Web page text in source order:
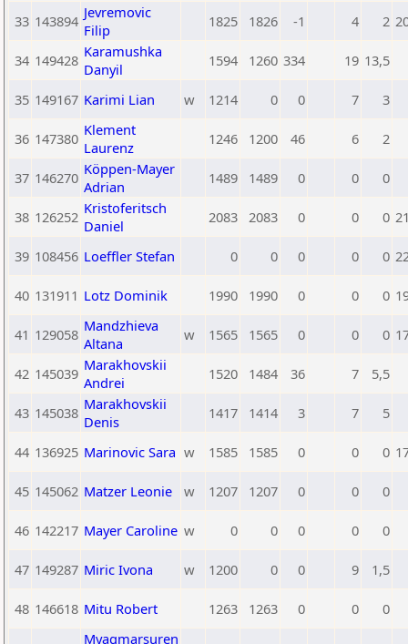
33 143894 Jevremovic
Filip
1825 1826 -1 4 2
34 149428 Karamushka
Danyil
1594 1260 334 19 13,5
35 149167 Karimi Lian w 1214 0 0 7 3
36 147380 Klement
Laurenz
1246 1200 46 6 2
37 146270 Köppen-Mayer
Adrian
1489 1489 0 0 0
38 126252 Kristoferitsch
Daniel
2083 2083 0 0 0
39 108456 Loeffler Stefan 0 0 0 0 0
40 131911 Lotz Dominik 1990 1990 0 0 0
41 129058 Mandzhieva
Altana
w 1565 1565 0 0 0
42 145039 Marakhovskii
Andrei
1520 1484 36 7 5,5
43 145038 Marakhovskii
Denis
1417 1414 3 7 5
44 136925 Marinovic Sara w 1585 1585 0 0 0
45 145062 Matzer Leonie w 1207 1207 0 0 0
46 142217 Mayer Caroline w 0 0 0 0 0
47 149287 Miric Ivona w 1200 0 0 9 1,5
48 146618 Mitu Robert 1263 1263 0 0 0
Myagmarsuren